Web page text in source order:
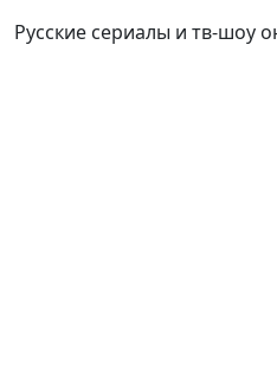
Русские сериалы и тв-шоу